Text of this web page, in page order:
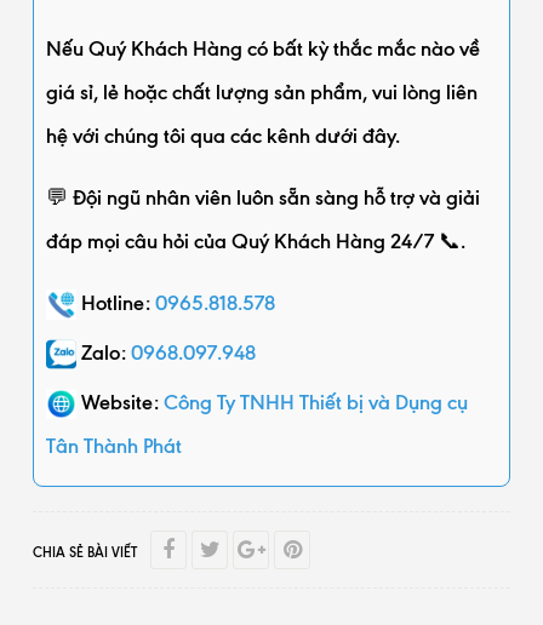
Nếu Quý Khách Hàng có bất kỳ thắc mắc nào về
giá sỉ, lẻ hoặc chất lượng sản phẩm, vui lòng liên
hệ với chúng tôi qua các kênh dưới đây.
💬 Đội ngũ nhân viên luôn sẵn sàng hỗ trợ và giải
đáp mọi câu hỏi của Quý Khách Hàng 24/7 📞.
Hotline: 0965.818.578
Zalo: 0968.097.948
Website: Công Ty TNHH Thiết bị và Dụng cụ
Tân Thành Phát
CHIA SẺ BÀI VIẾT